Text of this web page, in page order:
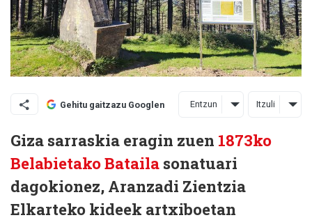
Gehitu gaitzazu Googlen Entzun Itzuli
Giza sarraskia eragin zuen 1873ko
Belabietako Bataila sonatuari
dagokionez, Aranzadi Zientzia
Elkarteko kideek artxiboetan